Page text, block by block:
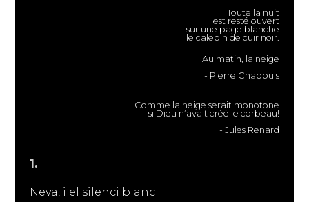
Toute la nuit
est resté ouvert
sur une page blanche
le calepin de cuir noir.
Au matin, la neige
- Pierre Chappuis
Comme la neige serait monotone
si Dieu n’avait créé le corbeau!
- Jules Renard
1.
Neva, i el silenci blanc